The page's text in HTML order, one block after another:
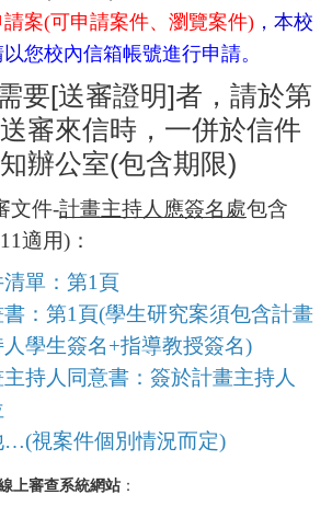
請案(可申請案件、瀏覽案件) ，本校
以您校內信箱帳號進行申請。
要[送審證明]者，請於第
審來信時，一併於信件
辦公室(包含期限)
文件-計畫主持人應簽名處包含
適用)：
單： 第1頁
：第1頁(學生研究案須包含計畫
學生簽名+指導教授簽名)
持人同意書：簽於計畫主持人
…(視案件個別情況而定)
上審查系統網站 ：